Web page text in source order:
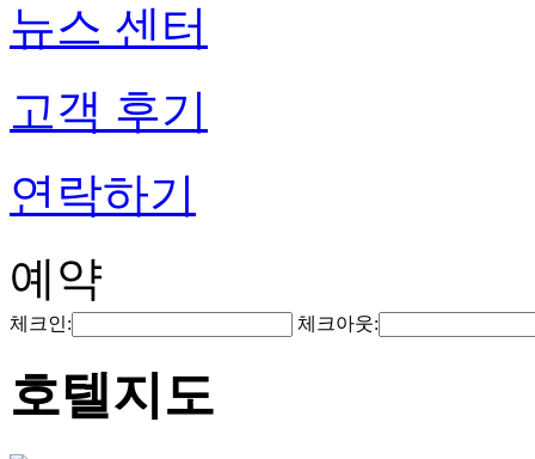
뉴스 센터
고객 후기
연락하기
예약
체크인: 체크아웃:
호텔지도